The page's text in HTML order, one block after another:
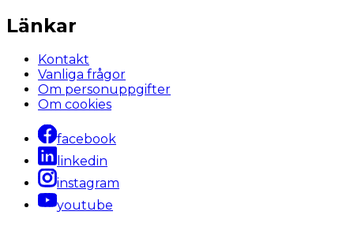
Länkar
Kontakt
Vanliga frågor
Om personuppgifter
Om cookies
facebook
linkedin
instagram
youtube